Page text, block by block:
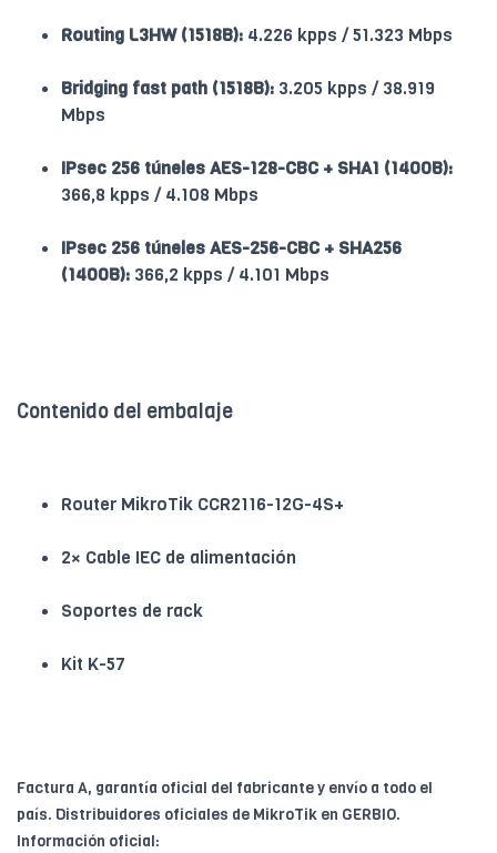
Routing L3HW (1518B): 4.226 kpps / 51.323 Mbps
Bridging fast path (1518B): 3.205 kpps / 38.919
Mbps
IPsec 256 túneles AES-128-CBC + SHA1 (1400B):
366,8 kpps / 4.108 Mbps
IPsec 256 túneles AES-256-CBC + SHA256
(1400B): 366,2 kpps / 4.101 Mbps
Contenido del embalaje
Router MikroTik CCR2116-12G-4S+
2× Cable IEC de alimentación
Soportes de rack
Kit K-57
Factura A, garantía oficial del fabricante y envío a todo el
país. Distribuidores oficiales de MikroTik en GERBIO.
Información oficial: